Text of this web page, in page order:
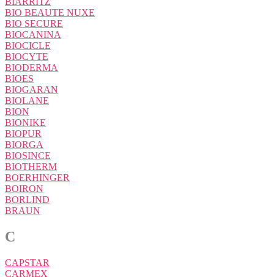
BIO BEAUTE NUXE
BIO SECURE
BIOCANINA
BIOCICLE
BIOCYTE
BIODERMA
BIOES
BIOGARAN
BIOLANE
BION
BIONIKE
BIOPUR
BIORGA
BIOSINCE
BIOTHERM
BOERHINGER
BOIRON
BORLIND
BRAUN
C
CAPSTAR
CARMEX